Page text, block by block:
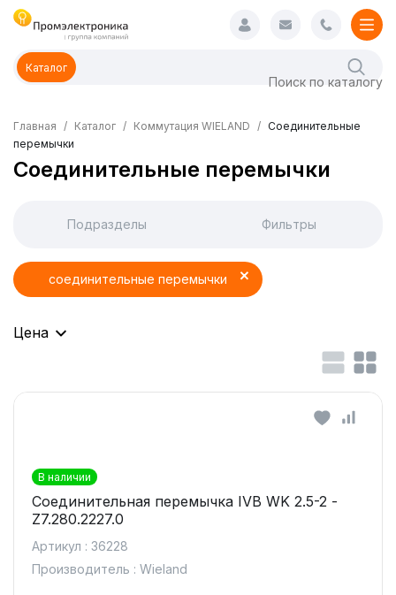
Каталог
Главная Каталог Коммутация WIELAND
Соединительные
перемычки
Соединительные перемычки
Подразделы Фильтры
соединительные перемычки
Цена
В наличии
Соединительная перемычка IVB WK 2.5-2 -
Z7.280.2227.0
Артикул : 36228
Производитель : Wieland